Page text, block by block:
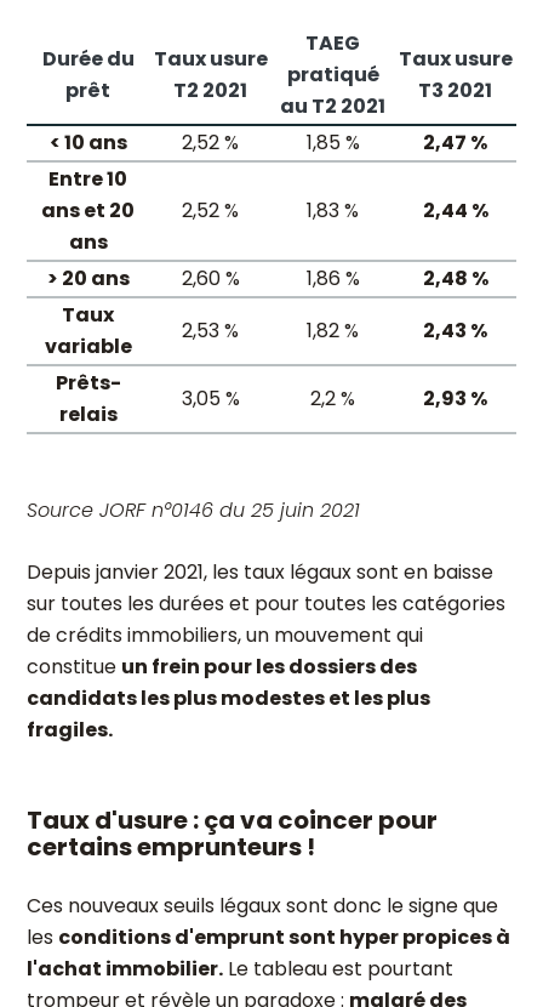
Durée du
prêt
Taux usure
T2 2021
TAEG
pratiqué
au T2 2021
Taux usure
T3 2021
< 10 ans
2,52 % 1,85 %
2,47 %
Entre 10
ans et 20
ans
2,52 % 1,83 % 2,44 %
> 20 ans 2,60 % 1,86 %
2,48 %
Taux
variable
2,53 % 1,82 %
2,43 %
Prêts-
relais
3,05 % 2,2 % 2,93 %
Source JORF n°0146 du 25 juin 2021
Depuis janvier 2021, les taux légaux sont en baisse
sur toutes les durées et pour toutes les catégories
de crédits immobiliers, un mouvement qui
constitue un frein pour les dossiers des
candidats les plus modestes et les plus
fragiles.
Taux d'usure : ça va coincer pour
certains emprunteurs !
Ces nouveaux seuils légaux sont donc le signe que
les conditions d'emprunt sont hyper propices à
l'achat immobilier. Le tableau est pourtant
trompeur et révèle un paradoxe : malgré des